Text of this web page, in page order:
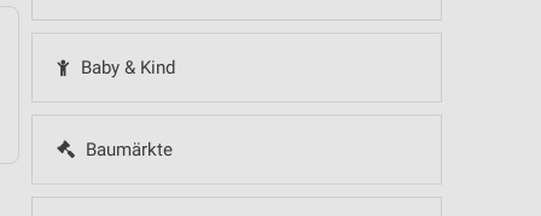
Baby & Kind
Baumärkte